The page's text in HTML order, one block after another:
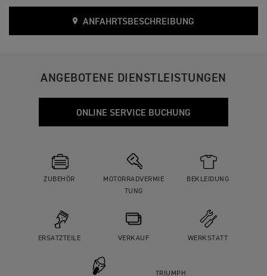
ANFAHRTSBESCHREIBUNG
ANGEBOTENE DIENSTLEISTUNGEN
ONLINE SERVICE BUCHUNG
ZUBEHÖR
MOTORRADVERMIE
TUNG
BEKLEIDUNG
ERSATZTEILE VERKAUF WERKSTATT
TRIUMPH